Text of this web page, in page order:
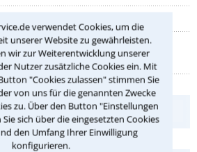
verwendet Cookies, um die
unserer Website zu gewährleisten.
wir zur Weiterentwicklung unserer
Nutzer zusätzliche Cookies ein. Mit
"Cookies zulassen" stimmen Sie
von uns für die genannten Zwecke
zu. Über den Button "Einstellungen
sich über die eingesetzten Cookies
den Umfang Ihrer Einwilligung
konfigurieren.
zahlen?
die jeder
kennen sollte
Dein Rechtswissen